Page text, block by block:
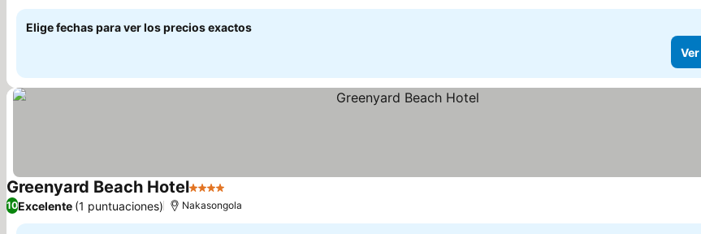
Elige fechas para ver los precios exactos
Greenyard Beach Hotel4 Estrellas
10Excelente (1 puntuaciones) Nakasongola